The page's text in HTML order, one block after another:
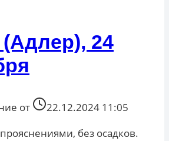
24
от
22.12.2024 11:05
без осадков.